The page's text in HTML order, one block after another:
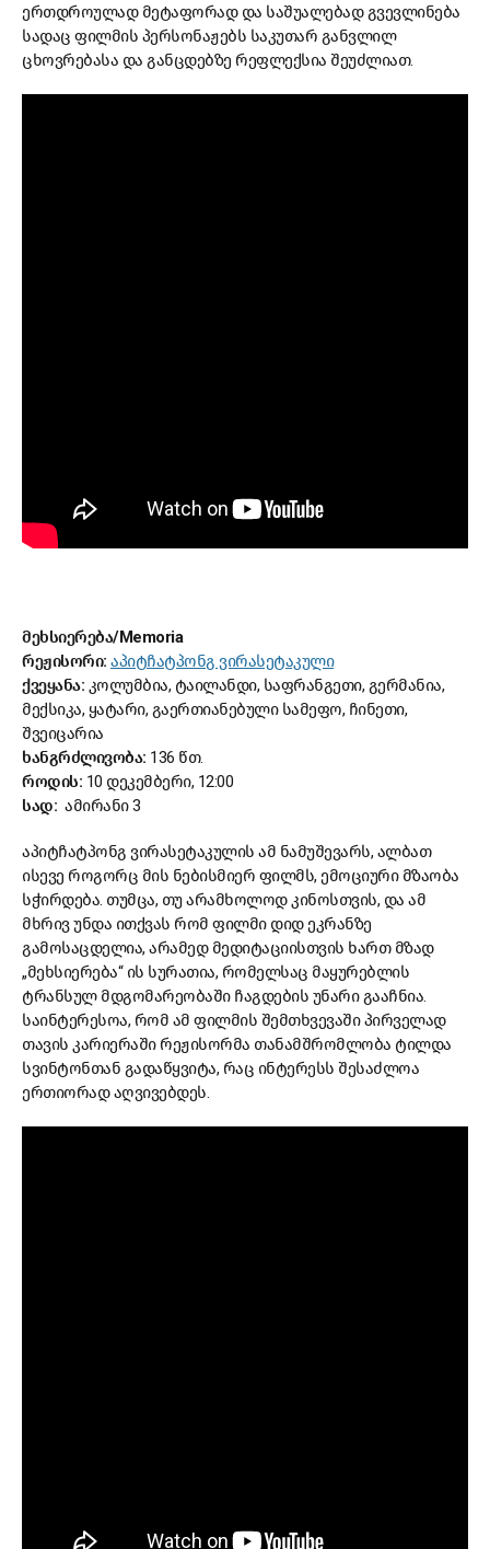
ერთდროულად მეტაფორად და საშუალებად გვევლინება
სადაც ფილმის პერსონაჟებს საკუთარ განვლილ
ცხოვრებასა და განცდებზე რეფლექსია შეუძლიათ.
მეხსიერება/Memoria
რეჟისორი: აპიტჩატპონგ ვირასეტაკული
ქვეყანა: კოლუმბია, ტაილანდი, საფრანგეთი, გერმანია,
მექსიკა, ყატარი, გაერთიანებული სამეფო, ჩინეთი,
შვეიცარია
ხანგრძლივობა: 136 წთ.
როდის: 10 დეკემბერი, 12:00
სად: ამირანი 3
აპიტჩატპონგ ვირასეტაკულის ამ ნამუშევარს, ალბათ
ისევე როგორც მის ნებისმიერ ფილმს, ემოციური მზაობა
სჭირდება. თუმცა, თუ არამხოლოდ კინოსთვის, და ამ
მხრივ უნდა ითქვას რომ ფილმი დიდ ეკრანზე
გამოსაცდელია, არამედ მედიტაციისთვის ხართ მზად
„მეხსიერება“ ის სურათია, რომელსაც მაყურებლის
ტრანსულ მდგომარეობაში ჩაგდების უნარი გააჩნია.
საინტერესოა, რომ ამ ფილმის შემთხვევაში პირველად
თავის კარიერაში რეჟისორმა თანამშრომლობა ტილდა
სვინტონთან გადაწყვიტა, რაც ინტერესს შესაძლოა
ერთიორად აღვივებდეს.